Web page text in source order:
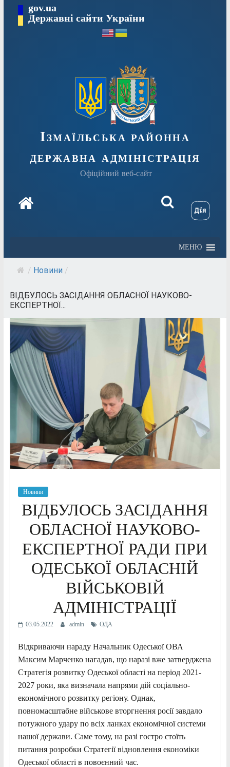
вмісту
gov.ua
Державні сайти України
Ізмаїльська районна
державна адміністрація
Офіційний веб-сайт
МЕНЮ
/ Новини /
ВІДБУЛОСЬ ЗАСІДАННЯ ОБЛАСНОЇ НАУКОВО-
ЕКСПЕРТНОЇ...
Новини
ВІДБУЛОСЬ ЗАСІДАННЯ
ОБЛАСНОЇ НАУКОВО-
ЕКСПЕРТНОЇ РАДИ ПРИ
ОДЕСЬКОЇ ОБЛАСНІЙ
ВІЙСЬКОВІЙ
АДМІНІСТРАЦІЇ
03.05.2022 admin ОДА
Відкриваючи нараду Начальник Одеської ОВА
Максим Марченко нагадав, що наразі вже затверджена
Стратегія розвитку Одеської області на період 2021-
2027 роки, яка визначала напрями дій соціально-
економічного розвитку регіону. Однак,
повномасштабне військове вторгнення росії завдало
потужного удару по всіх ланках економічної системи
нашої держави. Саме тому, на разі гостро стоїть
питання розробки Стратегії відновлення економіки
Одеської області в повоєнний час.